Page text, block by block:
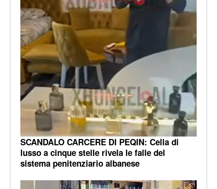
SCANDALO CARCERE DI PEQIN: Cella di
lusso a cinque stelle rivela le falle del
sistema penitenziario albanese